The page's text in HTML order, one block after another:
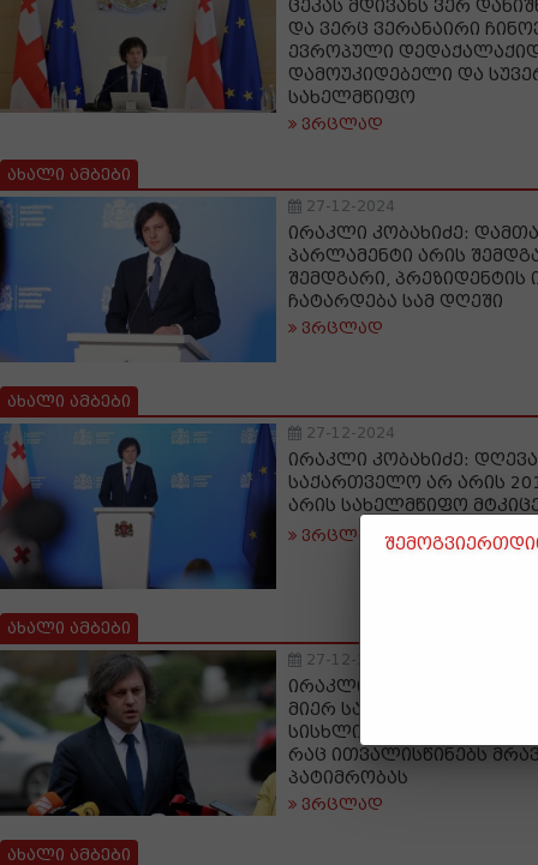
ცეკას მდივანს ვერ
და ვერც ვერანაირი
ევროპული
დამოუკიდებელი და
სახელმწიფო
ვრცლად
ახალი ამბები
27-12-2024
ირაკლი კობახიძე:
პარლამენტი არის
შემდგარი, პრეზიდენტის
ჩატარდება სამ დღეში
ვრცლად
ახალი ამბები
27-12-2024
ირაკლი კობახიძე:
საქართველო არ არის
არის სახელმწიფო
ვრცლად
ახალი ამბები
27-12-2024
ირაკლი კობახიძე:
მიერ სასახლის
სისხლის სამართლის
რაც ითვალისწინებს
პატიმრობას
ვრცლად
ახალი ამბები